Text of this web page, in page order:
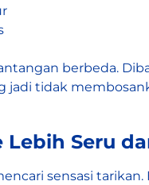
berbeda.
jadi tidak
Lebih Seru
sensasi